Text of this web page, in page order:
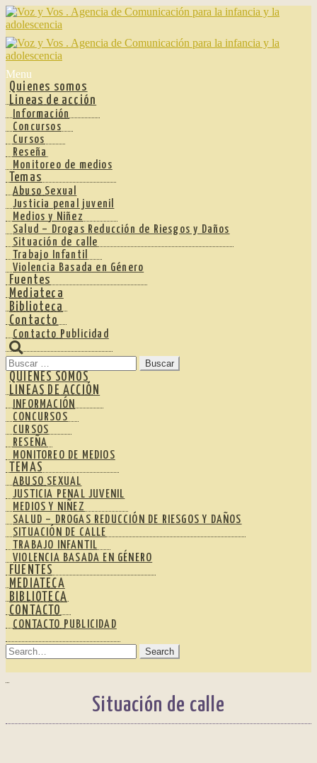
Ir
a
la
navegación
Ir
al
contenido
Menu
Quienes somos
Lineas de acción
Información
Concursos
Cursos
Reseña
Monitoreo de medios
Temas
Abuso Sexual
Justicia penal juvenil
Medios y Niñez
Salud – Drogas Reducción de Riesgos y Daños
Situación de calle
Trabajo Infantil
Violencia Basada en Género
Fuentes
Mediateca
Biblioteca
Contacto
Contacto Publicidad
Buscar:
QUIENES SOMOS
LINEAS DE ACCIÓN
INFORMACIÓN
CONCURSOS
CURSOS
RESEÑA
MONITOREO DE MEDIOS
TEMAS
ABUSO SEXUAL
JUSTICIA PENAL JUVENIL
MEDIOS Y NIÑEZ
SALUD – DROGAS REDUCCIÓN DE RIESGOS Y DAÑOS
SITUACIÓN DE CALLE
TRABAJO INFANTIL
VIOLENCIA BASADA EN GÉNERO
FUENTES
MEDIATECA
BIBLIOTECA
CONTACTO
CONTACTO PUBLICIDAD
SEARCH
FOR:
Situación de calle